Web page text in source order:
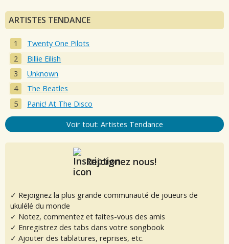
ARTISTES TENDANCE
Twenty One Pilots
Billie Eilish
Unknown
The Beatles
Panic! At The Disco
Voir tout: Artistes Tendance
Rejoignez nous!
✓ Rejoignez la plus grande communauté de joueurs de
ukulélé du monde
✓ Notez, commentez et faites-vous des amis
✓ Enregistrez des tabs dans votre songbook
✓ Ajouter des tablatures, reprises, etc.